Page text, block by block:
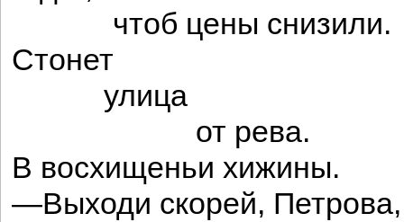
чтоб цены снизили.
Стонет
улица
от рева.
В восхищеньи хижины.
—Выходи скорей,